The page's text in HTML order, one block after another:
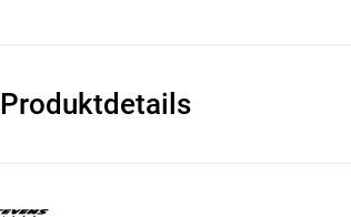
Produktdetails